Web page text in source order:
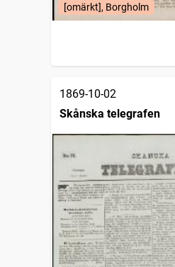
[omärkt], Borgholm
1869-10-02
Skånska telegrafen